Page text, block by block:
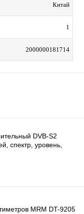
Китай
1
2000000181714
DVB-S2
спектр, уровень,
MRM DT-9205